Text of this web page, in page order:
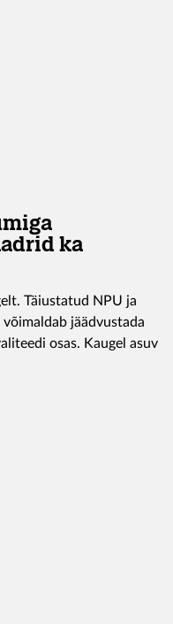
ka
Täiustatud NPU ja
jäädvustada
osas. Kaugel asuv